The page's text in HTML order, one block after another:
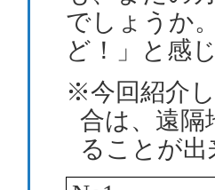
でしょうか
ど！」と感
※今回紹介
合は、遠隔
ることが